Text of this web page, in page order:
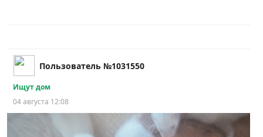
Пользователь №1031550
Ищут дом
04 августа 12:08